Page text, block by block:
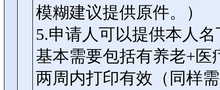
模糊建议提供原件。）
5.申请人可以提供本人
基本需要包括有养老+医
两周内打印有效（同样